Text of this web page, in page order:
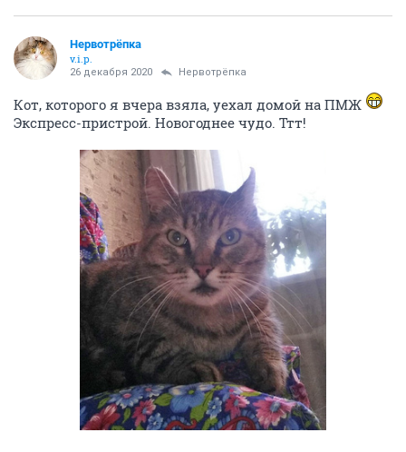
Нервотрёпка
v.i.p.
26 декабря 2020 Нервотрёпка
Кот, которого я вчера взяла, уехал домой на ПМЖ
Экспресс-пристрой. Новогоднее чудо. Ттт!